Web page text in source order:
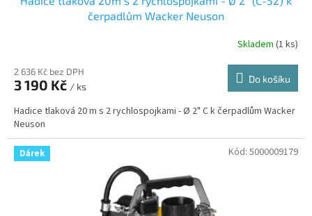
čerpadlům Wacker Neuson
Skladem (1 ks)
2 636 Kč bez DPH
3 190 Kč / ks
Do košíku
Hadice tlaková 20 m s 2 rychlospojkami - Ø 2" C k čerpadlům Wacker
Neuson
Dárek Kód: 5000009179